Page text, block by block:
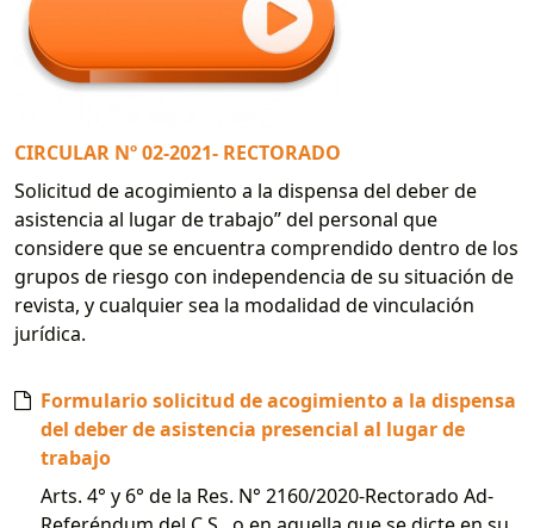
CIRCULAR Nº 02-2021- RECTORADO
Solicitud de acogimiento a la dispensa del deber de
asistencia al lugar de trabajo” del personal que
considere que se encuentra comprendido dentro de los
grupos de riesgo con independencia de su situación de
revista, y cualquier sea la modalidad de vinculación
jurídica.
Formulario solicitud de acogimiento a la dispensa
del deber de asistencia presencial al lugar de
trabajo
Arts. 4° y 6° de la Res. N° 2160/2020-Rectorado Ad-